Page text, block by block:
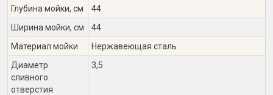
Глубина мойки, см
44
Ширина мойки, см
44
Материал мойки
Нержавеющая сталь
Диаметр
сливного
отверстия
3,5